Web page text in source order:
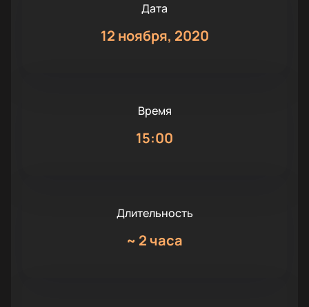
Дата
12 ноября, 2020
Время
15:00
Длительность
~ 2 часа